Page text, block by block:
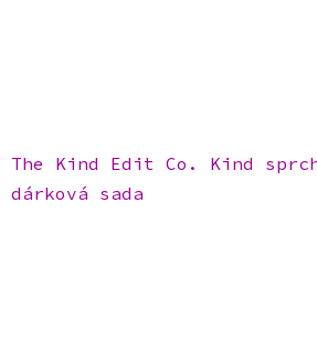
The Kind Edit Co. Kind
dárková sada